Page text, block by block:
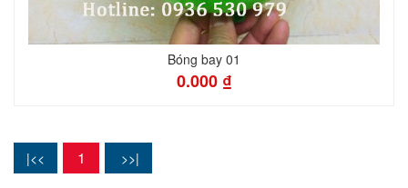
Bóng bay 01
0.000 ₫
1